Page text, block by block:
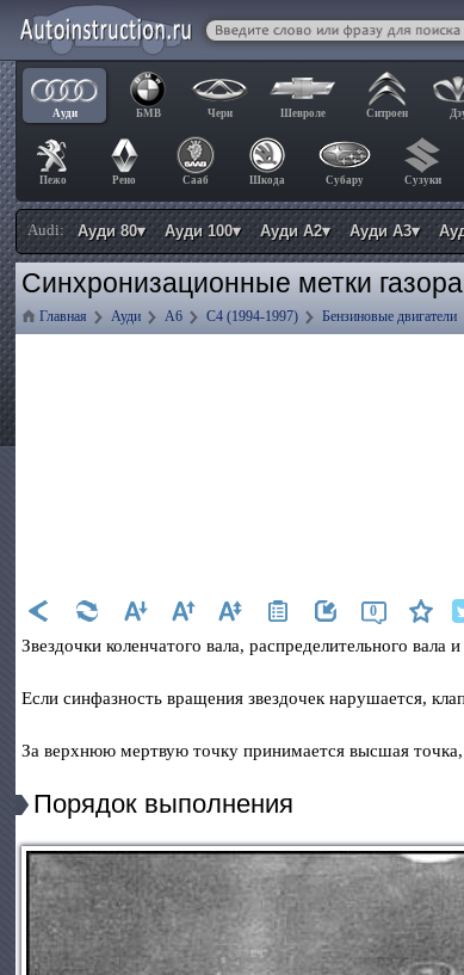
Ауди БМВ Чери Шевроле Ситроен
Пежо Рено Сааб Шкода Субару Сузуки
Audi: Ауди 80▾ Ауди 100▾ Ауди А2▾ Ауди А3▾
Синхронизационные метки
Главная Ауди А6 C4 (1994-1997) Бензиновые двигатели
0
Звездочки коленчатого вала, распределительного
Если синфазность вращения звездочек нарушается,
За верхнюю мертвую точку принимается высшая
Порядок выполнения